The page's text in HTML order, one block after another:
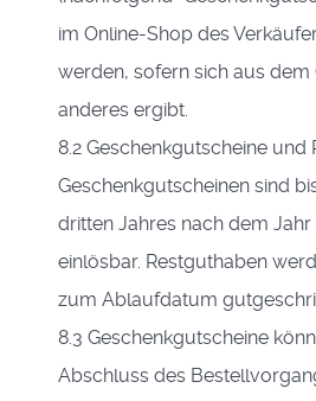
im Online-Shop des
werden, sofern sich aus dem
anderes ergibt.
8.2 Geschenkgutscheine und
Geschenkgutscheinen sind
dritten Jahres nach dem
einlösbar. Restguthaben
zum Ablaufdatum
8.3 Geschenkgutscheine
Abschluss des